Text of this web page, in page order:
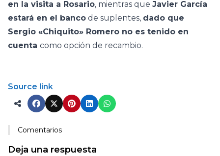
en la visita a Rosario, mientras que Javier García
estará en el banco de suplentes, dado que
Sergio «Chiquito» Romero no es tenido en
cuenta como opción de recambio.
Source link
Comentarios
Deja una respuesta